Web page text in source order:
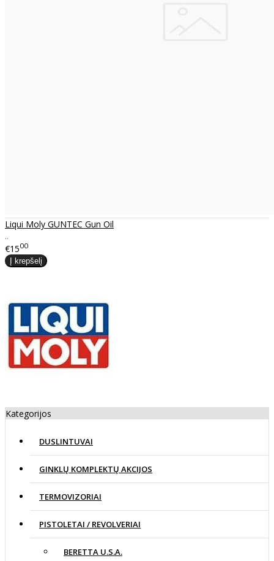
Liqui Moly GUNTEC Gun Oil
..
€1500
Kategorijos
DUSLINTUVAI
GINKLŲ KOMPLEKTŲ AKCIJOS
TERMOVIZORIAI
PISTOLETAI / REVOLVERIAI
BERETTA U.S.A.